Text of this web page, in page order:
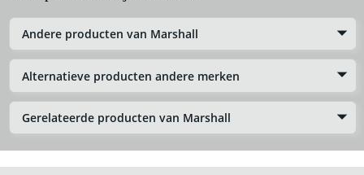
Andere producten van Marshall
Alternatieve producten andere merken
Gerelateerde producten van Marshall